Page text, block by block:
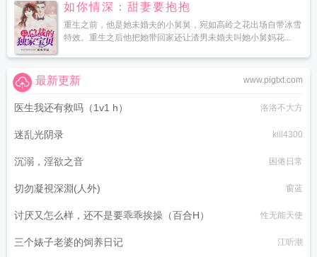
如你情深：甜妻要抱抱
重生之前，他是她未婚夫的小舅舅，宛如高岭之花出场自带冰雪
特效。重生之后他把她带回家还让渣男未婚夫叫她小舅妈花...
www.pigtxt.com
最新更新
医生我还有救吗（1v1 h） 洛洛不大方
迷乱光阴录 kill4300
沉溺，淫欲之音 困倦日常
切勿凝視深淵(人外) 窗蓝
讨厌又怎么样，还不是要乖乖挨操（百合H） 性无能天使
三个婊子老婆的饲养日记 江听潮